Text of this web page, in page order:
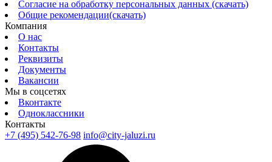
Согласие на обработку персональных данных (скачать)
Общие рекомендации(скачать)
Компания
О нас
Контакты
Реквизиты
Документы
Вакансии
Мы в соцсетях
Вконтакте
Одноклассники
Контакты
+7 (495) 542-76-98 info@city-jaluzi.ru